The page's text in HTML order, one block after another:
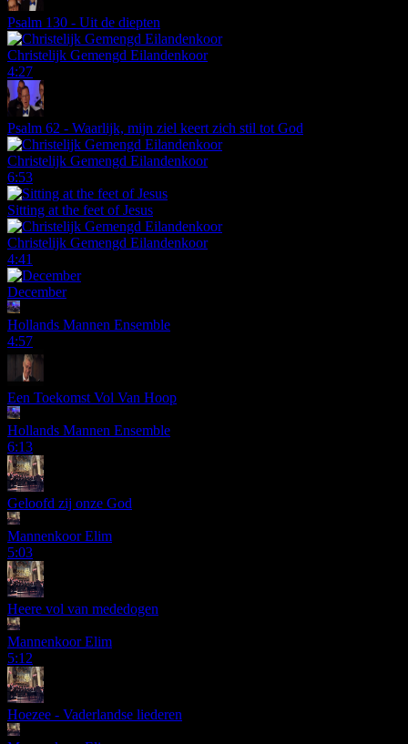
Psalm 130 - Uit de diepten
Christelijk Gemengd Eilandenkoor
4:27
Psalm 62 - Waarlijk, mijn ziel keert zich stil tot God
Christelijk Gemengd Eilandenkoor
6:53
Sitting at the feet of Jesus
Christelijk Gemengd Eilandenkoor
4:41
December
Hollands Mannen Ensemble
4:57
Een Toekomst Vol Van Hoop
Hollands Mannen Ensemble
6:13
Geloofd zij onze God
Mannenkoor Elim
5:03
Heere vol van mededogen
Mannenkoor Elim
5:12
Hoezee - Vaderlandse liederen